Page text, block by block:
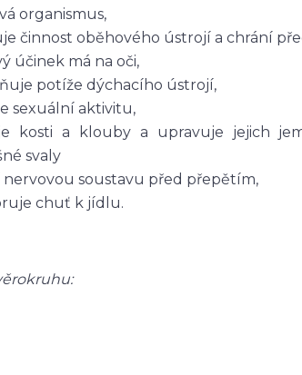
organismus,
činnost oběhového ústrojí a chrání
účinek má na oči,
potíže dýchacího ústrojí,
sexuální aktivitu,
kosti a klouby a upravuje jejich
svaly
nervovou soustavu před přepětím,
chuť k jídlu.